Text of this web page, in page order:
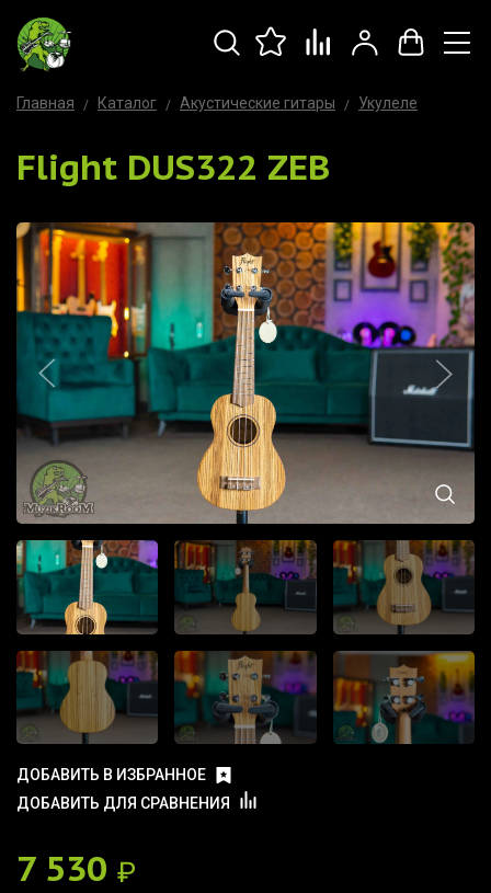
Главная Каталог Акустические гитары Укулеле
Flight DUS322 ZEB
ДОБАВИТЬ В ИЗБРАННОЕ
ДОБАВИТЬ ДЛЯ СРАВНЕНИЯ
7 530 ₽